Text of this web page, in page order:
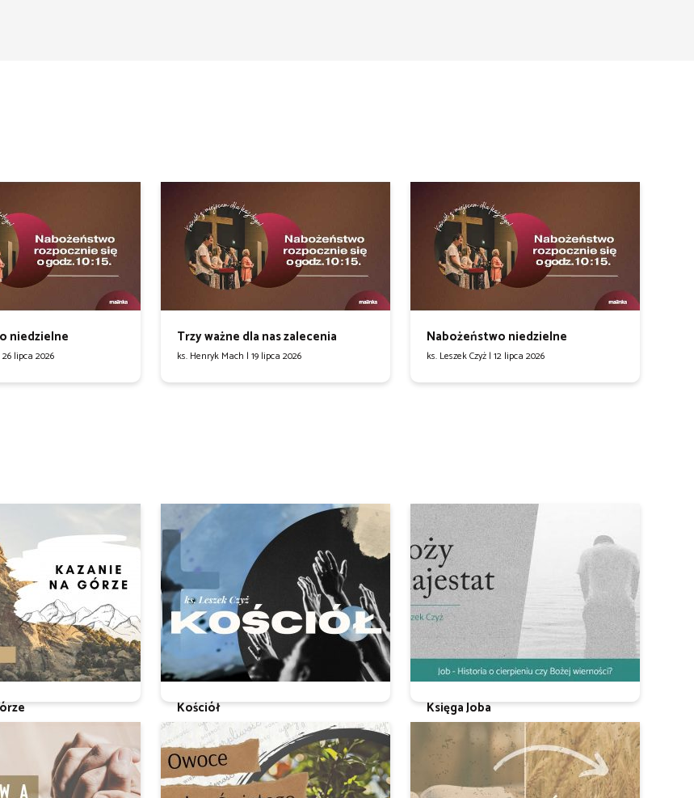
niedzielne
26 lipca 2026
Trzy ważne dla nas zalecenia
ks. Henryk Mach | 19 lipca 2026
Nabożeństwo niedzielne
ks. Leszek Czyż | 12 lipca 2026
Kościół
Ks. Leszek Czyż
Księga Joba